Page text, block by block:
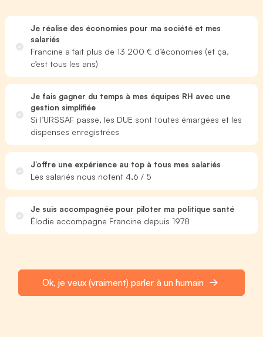
Je réalise des économies pour ma société et mes
salariés
Francine a fait plus de 13 200 € d’économies (et ça,
c’est tous les ans)
Je fais gagner du temps à mes équipes RH avec une
gestion simplifiée
Si l’URSSAF passe, les DUE sont toutes émargées et les
dispenses enregistrées
J’offre une expérience au top à tous mes salariés
Les salariés nous notent 4,6 / 5
Je suis accompagnée pour piloter ma politique santé
Élodie accompagne Francine depuis 1978
Ok, je veux (vraiment) parler à un humain